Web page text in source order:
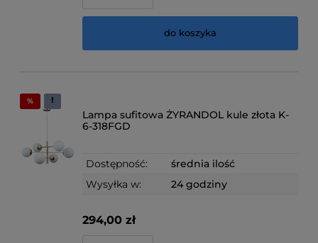
do koszyka
Lampa sufitowa ŻYRANDOL kule złota K-
6-318FGD
Dostępność:
średnia ilość
Wysyłka w:
24 godziny
294,00 zł